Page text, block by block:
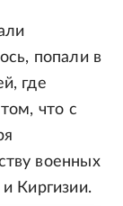
попали в
где
что с
военных
Киргизии.